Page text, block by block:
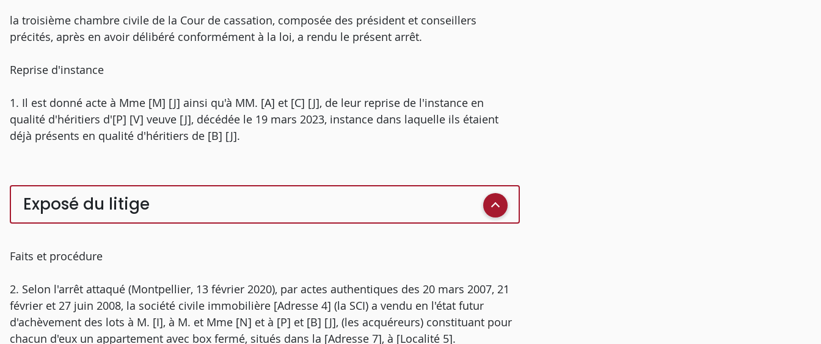
la troisième chambre civile de la Cour de cassation, composée des président et conseillers
précités, après en avoir délibéré conformément à la loi, a rendu le présent arrêt.
Reprise d'instance
1. Il est donné acte à Mme [M] [J] ainsi qu'à MM. [A] et [C] [J], de leur reprise de l'instance en
qualité d'héritiers d'[P] [V] veuve [J], décédée le 19 mars 2023, instance dans laquelle ils étaient
déjà présents en qualité d'héritiers de [B] [J].
Exposé du litige
Faits et procédure
2. Selon l'arrêt attaqué (Montpellier, 13 février 2020), par actes authentiques des 20 mars 2007, 21
février et 27 juin 2008, la société civile immobilière [Adresse 4] (la SCI) a vendu en l'état futur
d'achèvement des lots à M. [I], à M. et Mme [N] et à [P] et [B] [J], (les acquéreurs) constituant pour
chacun d'eux un appartement avec box fermé, situés dans la [Adresse 7], à [Localité 5].